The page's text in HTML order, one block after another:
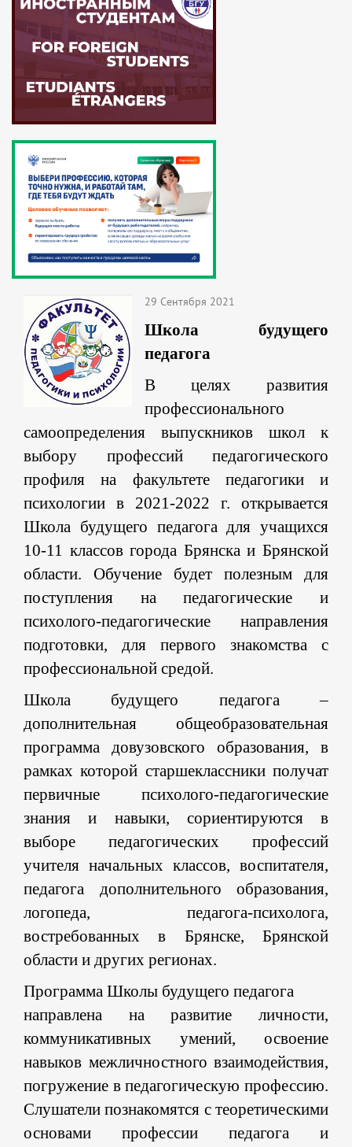
29 Сентября 2021
Школа будущего
педагога
В целях развития
профессионального
самоопределения выпускников школ к
выбору профессий педагогического
профиля на факультете педагогики и
психологии в 2021-2022 г. открывается
Школа будущего педагога для учащихся
10-11 классов города Брянска и Брянской
области. Обучение будет полезным для
поступления на педагогические и
психолого-педагогические направления
подготовки, для первого знакомства с
профессиональной средой.
Школа будущего педагога –
дополнительная общеобразовательная
программа довузовского образования, в
рамках которой старшеклассники получат
первичные психолого-педагогические
знания и навыки, сориентируются в
выборе педагогических профессий
учителя начальных классов, воспитателя,
педагога дополнительного образования,
логопеда, педагога-психолога,
востребованных в Брянске, Брянской
области и других регионах.
Программа Школы будущего педагога
направлена на развитие личности,
коммуникативных умений, освоение
навыков межличностного взаимодействия,
погружение в педагогическую профессию.
Слушатели познакомятся с теоретическими
основами профессии педагога и